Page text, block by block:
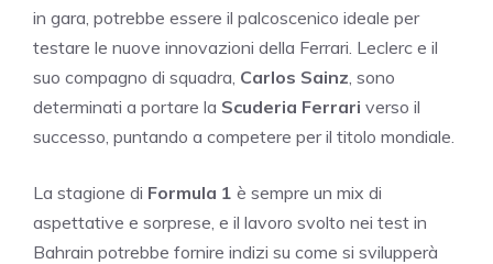
in gara, potrebbe essere il palcoscenico ideale per
testare le nuove innovazioni della Ferrari. Leclerc e il
suo compagno di squadra, Carlos Sainz , sono
determinati a portare la Scuderia Ferrari verso il
successo, puntando a competere per il titolo mondiale.
La stagione di Formula 1 è sempre un mix di
aspettative e sorprese, e il lavoro svolto nei test in
Bahrain potrebbe fornire indizi su come si svilupperà